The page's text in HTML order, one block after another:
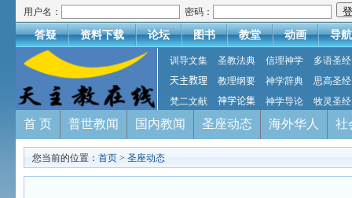
用户名： 密码：
答疑 资料下载 论坛 图书 教堂 动画 导航
训导文集 圣教法典 信理神学
多语圣经
天主教理
教理纲要 神学辞典
思高圣经
梵二文献
神学论集 神学导论 牧灵圣经
首 页 普世教闻 国内教闻 圣座动态 海外华人 社
您当前的位置： 首页 > 圣座动态